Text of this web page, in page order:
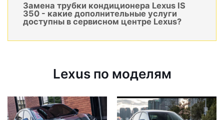
Замена трубки кондиционера Lexus IS
350 - какие дополнительные услуги
доступны в сервисном центре Lexus?
Lexus по моделям